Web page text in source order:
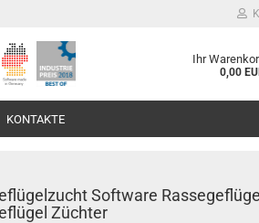
Ihr
0,00
KONTAKTE
Software
Züchter